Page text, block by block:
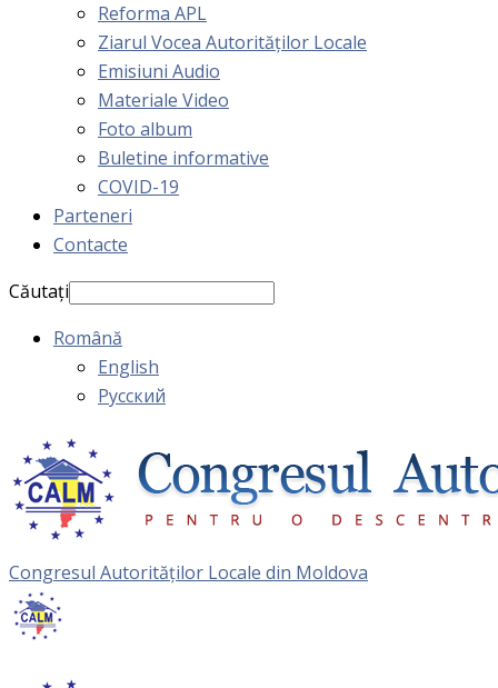
Reforma APL
Ziarul Vocea Autorităților Locale
Emisiuni Audio
Materiale Video
Foto album
Buletine informative
COVID-19
Parteneri
Contacte
Căutați
Română
English
Русский
Congresul Autorităţilor Locale din Moldova